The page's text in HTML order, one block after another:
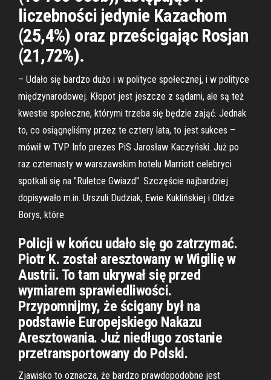
liczebności jedynie Kazachom
(25,4%) oraz prześcigając Rosjan
(21,72%).
– Udało się bardzo dużo i w polityce społecznej, i w polityce
międzynarodowej. Kłopot jest jeszcze z sądami, ale są też
kwestie społeczne, którymi trzeba się będzie zająć. Jednak
to, co osiągnęliśmy przez te cztery lata, to jest sukces –
mówił w TVP Info prezes PiS Jarosław Kaczyński. Już po
raz czternasty w warszawskim hotelu Marriott celebryci
spotkali się na "Ruletce Gwiazd". Szczęście najbardziej
dopisywało m.in. Urszuli Dudziak, Ewie Kuklińskiej i Oldze
Borys, które
Policji w końcu udało się go zatrzymać.
Piotr K. został aresztowany w Wigilię w
Austrii. To tam ukrywał się przed
wymiarem sprawiedliwości.
Przypomnijmy, że ścigany był na
podstawie Europejskiego Nakazu
Aresztowania. Już niedługo zostanie
przetransportowany do Polski.
Zjawisko to oznacza, że bardzo prawdopodobne jest